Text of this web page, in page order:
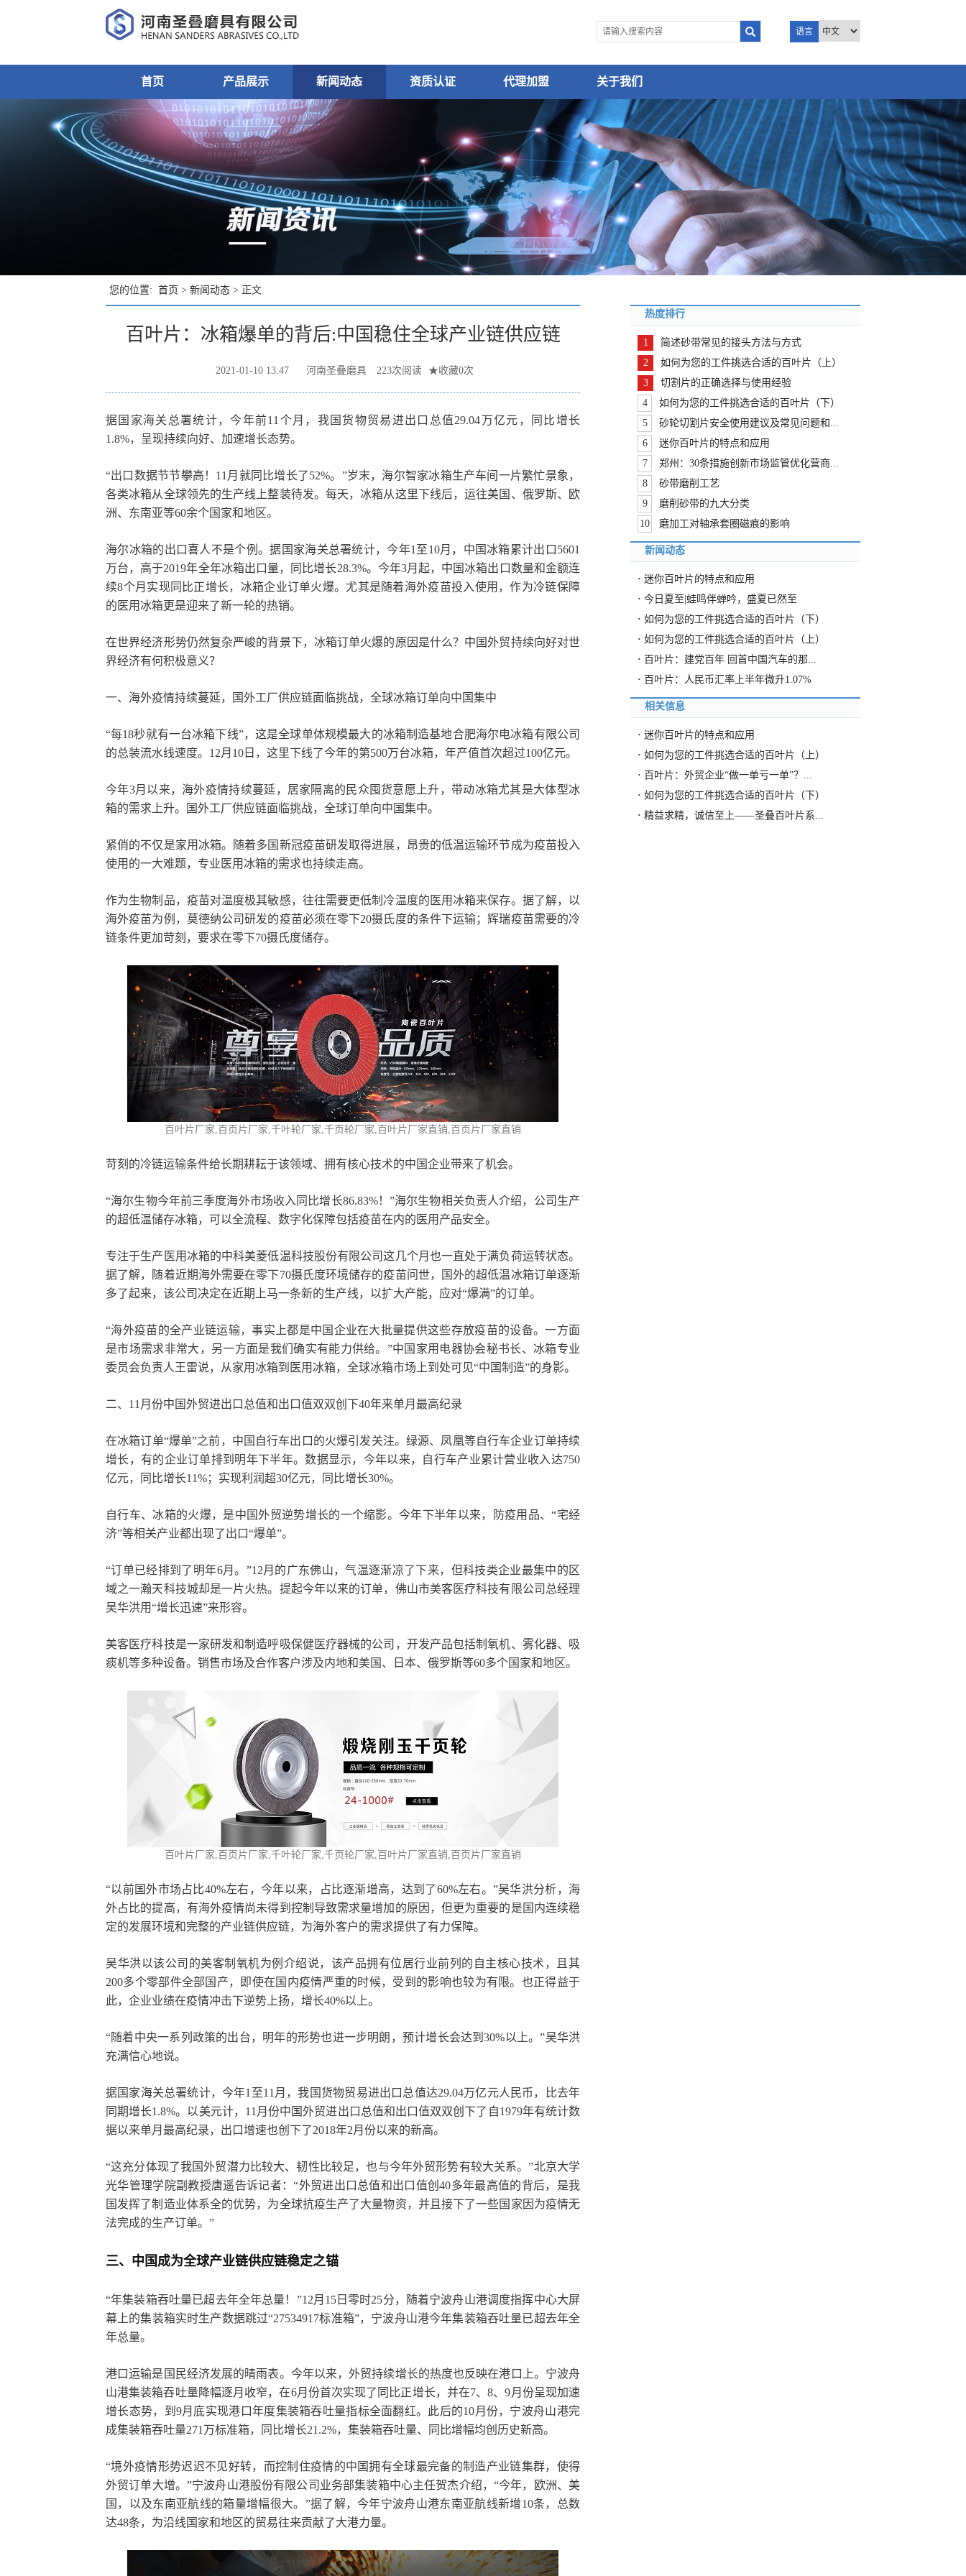
语言
首页 产品展示 新闻动态 资质认证 代理加盟 关于我们
您的位置: 首页 > 新闻动态 > 正文
百叶片：冰箱爆单的背后:中国稳住全球产业链供应链
2021-01-10 13:47 河南圣叠磨具 223次阅读 ★收藏0次
据国家海关总署统计，今年前11个月，我国货物贸易进出口总值29.04万亿元，同比增长
1.8%，呈现持续向好、加速增长态势。
“出口数据节节攀高！11月就同比增长了52%。”岁末，海尔智家冰箱生产车间一片繁忙景象，
各类冰箱从全球领先的生产线上整装待发。每天，冰箱从这里下线后，运往美国、俄罗斯、欧
洲、东南亚等60余个国家和地区。
海尔冰箱的出口喜人不是个例。据国家海关总署统计，今年1至10月，中国冰箱累计出口5601
万台，高于2019年全年冰箱出口量，同比增长28.3%。今年3月起，中国冰箱出口数量和金额连
续8个月实现同比正增长，冰箱企业订单火爆。尤其是随着海外疫苗投入使用，作为冷链保障
的医用冰箱更是迎来了新一轮的热销。
在世界经济形势仍然复杂严峻的背景下，冰箱订单火爆的原因是什么？中国外贸持续向好对世
界经济有何积极意义？
一、海外疫情持续蔓延，国外工厂供应链面临挑战，全球冰箱订单向中国集中
“每18秒就有一台冰箱下线”，这是全球单体规模最大的冰箱制造基地合肥海尔电冰箱有限公司
的总装流水线速度。12月10日，这里下线了今年的第500万台冰箱，年产值首次超过100亿元。
今年3月以来，海外疫情持续蔓延，居家隔离的民众囤货意愿上升，带动冰箱尤其是大体型冰
箱的需求上升。国外工厂供应链面临挑战，全球订单向中国集中。
紧俏的不仅是家用冰箱。随着多国新冠疫苗研发取得进展，昂贵的低温运输环节成为疫苗投入
使用的一大难题，专业医用冰箱的需求也持续走高。
作为生物制品，疫苗对温度极其敏感，往往需要更低制冷温度的医用冰箱来保存。据了解，以
海外疫苗为例，莫德纳公司研发的疫苗必须在零下20摄氏度的条件下运输；辉瑞疫苗需要的冷
链条件更加苛刻，要求在零下70摄氏度储存。
百叶片厂家, 百页片厂家,千叶轮厂家,千页轮厂家,百叶片厂家直销,百页片厂家直销
苛刻的冷链运输条件给长期耕耘于该领域、拥有核心技术的中国企业带来了机会。
“海尔生物今年前三季度海外市场收入同比增长86.83%！”海尔生物相关负责人介绍，公司生产
的超低温储存冰箱，可以全流程、数字化保障包括疫苗在内的医用产品安全。
专注于生产医用冰箱的中科美菱低温科技股份有限公司这几个月也一直处于满负荷运转状态。
据了解，随着近期海外需要在零下70摄氏度环境储存的疫苗问世，国外的超低温冰箱订单逐渐
多了起来，该公司决定在近期上马一条新的生产线，以扩大产能，应对“爆满”的订单。
“海外疫苗的全产业链运输，事实上都是中国企业在大批量提供这些存放疫苗的设备。一方面
是市场需求非常大，另一方面是我们确实有能力供给。”中国家用电器协会秘书长、冰箱专业
委员会负责人王雷说，从家用冰箱到医用冰箱，全球冰箱市场上到处可见“中国制造”的身影。
二、11月份中国外贸进出口总值和出口值双双创下40年来单月最高纪录
在冰箱订单“爆单”之前，中国自行车出口的火爆引发关注。绿源、凤凰等自行车企业订单持续
增长，有的企业订单排到明年下半年。数据显示，今年以来，自行车产业累计营业收入达750
亿元，同比增长11%；实现利润超30亿元，同比增长30%。
自行车、冰箱的火爆，是中国外贸逆势增长的一个缩影。今年下半年以来，防疫用品、“宅经
济”等相关产业都出现了出口“爆单”。
“订单已经排到了明年6月。”12月的广东佛山，气温逐渐凉了下来，但科技类企业最集中的区
域之一瀚天科技城却是一片火热。提起今年以来的订单，佛山市美客医疗科技有限公司总经理
吴华洪用“增长迅速”来形容。
美客医疗科技是一家研发和制造呼吸保健医疗器械的公司，开发产品包括制氧机、雾化器、吸
痰机等多种设备。销售市场及合作客户涉及内地和美国、日本、俄罗斯等60多个国家和地区。
百叶片厂家,百页片厂家,千叶轮厂家,千页轮厂家,百叶片厂家直销,百页片厂家直销
“以前国外市场占比40%左右，今年以来，占比逐渐增高，达到了60%左右。”吴华洪分析，海
外占比的提高，有海外疫情尚未得到控制导致需求量增加的原因，但更为重要的是国内连续稳
定的发展环境和完整的产业链供应链，为海外客户的需求提供了有力保障。
吴华洪以该公司的美客制氧机为例介绍说，该产品拥有位居行业前列的自主核心技术，且其
200多个零部件全部国产，即使在国内疫情严重的时候，受到的影响也较为有限。也正得益于
此，企业业绩在疫情冲击下逆势上扬，增长40%以上。
“随着中央一系列政策的出台，明年的形势也进一步明朗，预计增长会达到30%以上。”吴华洪
充满信心地说。
据国家海关总署统计，今年1至11月，我国货物贸易进出口总值达29.04万亿元人民币，比去年
同期增长1.8%。以美元计，11月份中国外贸进出口总值和出口值双双创下了自1979年有统计数
据以来单月最高纪录，出口增速也创下了2018年2月份以来的新高。
“这充分体现了我国外贸潜力比较大、韧性比较足，也与今年外贸形势有较大关系。”北京大学
光华管理学院副教授唐遥告诉记者：“外贸进出口总值和出口值创40多年最高值的背后，是我
国发挥了制造业体系全的优势，为全球抗疫生产了大量物资，并且接下了一些国家因为疫情无
法完成的生产订单。”
三、中国成为全球产业链供应链稳定之锚
“年集装箱吞吐量已超去年全年总量！”12月15日零时25分，随着宁波舟山港调度指挥中心大屏
幕上的集装箱实时生产数据跳过“27534917标准箱”，宁波舟山港今年集装箱吞吐量已超去年全
年总量。
港口运输是国民经济发展的晴雨表。今年以来，外贸持续增长的热度也反映在港口上。宁波舟
山港集装箱吞吐量降幅逐月收窄，在6月份首次实现了同比正增长，并在7、8、9月份呈现加速
增长态势，到9月底实现港口年度集装箱吞吐量指标全面翻红。此后的10月份，宁波舟山港完
成集装箱吞吐量271万标准箱，同比增长21.2%，集装箱吞吐量、同比增幅均创历史新高。
“境外疫情形势迟迟不见好转，而控制住疫情的中国拥有全球最完备的制造产业链集群，使得
外贸订单大增。”宁波舟山港股份有限公司业务部集装箱中心主任贺杰介绍，“今年，欧洲、美
国，以及东南亚航线的箱量增幅很大。”据了解，今年宁波舟山港东南亚航线新增10条，总数
达48条，为沿线国家和地区的贸易往来贡献了大港力量。
热度排行
1
简述砂带常见的接头方法与方式
2
如何为您的工件挑选合适的百叶片（上）
3
切割片的正确选择与使用经验
4
如何为您的工件挑选合适的百叶片（下）
5
砂轮切割片安全使用建议及常见问题和...
6
迷你百叶片的特点和应用
7
郑州：30条措施创新市场监管优化营商...
8
砂带磨削工艺
9
磨削砂带的九大分类
10
磨加工对轴承套圈磁痕的影响
新闻动态
· 迷你百叶片的特点和应用
· 今日夏至|蛙鸣伴蝉吟，盛夏已然至
· 如何为您的工件挑选合适的百叶片（下）
· 如何为您的工件挑选合适的百叶片（上）
· 百叶片：建党百年 回首中国汽车的那...
· 百叶片：人民币汇率上半年微升1.07%
相关信息
· 迷你百叶片的特点和应用
· 如何为您的工件挑选合适的百叶片（上）
· 百叶片：外贸企业“做一单亏一单”？...
· 如何为您的工件挑选合适的百叶片（下）
· 精益求精，诚信至上——圣叠百叶片系...